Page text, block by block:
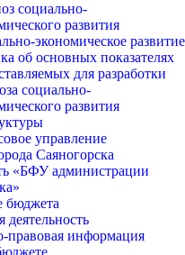
социально-
развития
экономическое развитие
об основных показателях
для разработки
социально-
развития
управление
Саяногорска
«БФУ администрации
бюджета
деятельность
правовая информация